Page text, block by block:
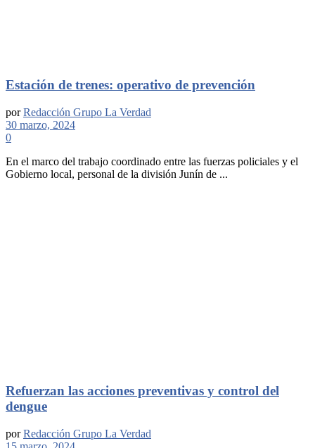
Estación de trenes: operativo de prevención
por Redacción Grupo La Verdad
30 marzo, 2024
0
En el marco del trabajo coordinado entre las fuerzas policiales y el
Gobierno local, personal de la división Junín de ...
Refuerzan las acciones preventivas y control del
dengue
por Redacción Grupo La Verdad